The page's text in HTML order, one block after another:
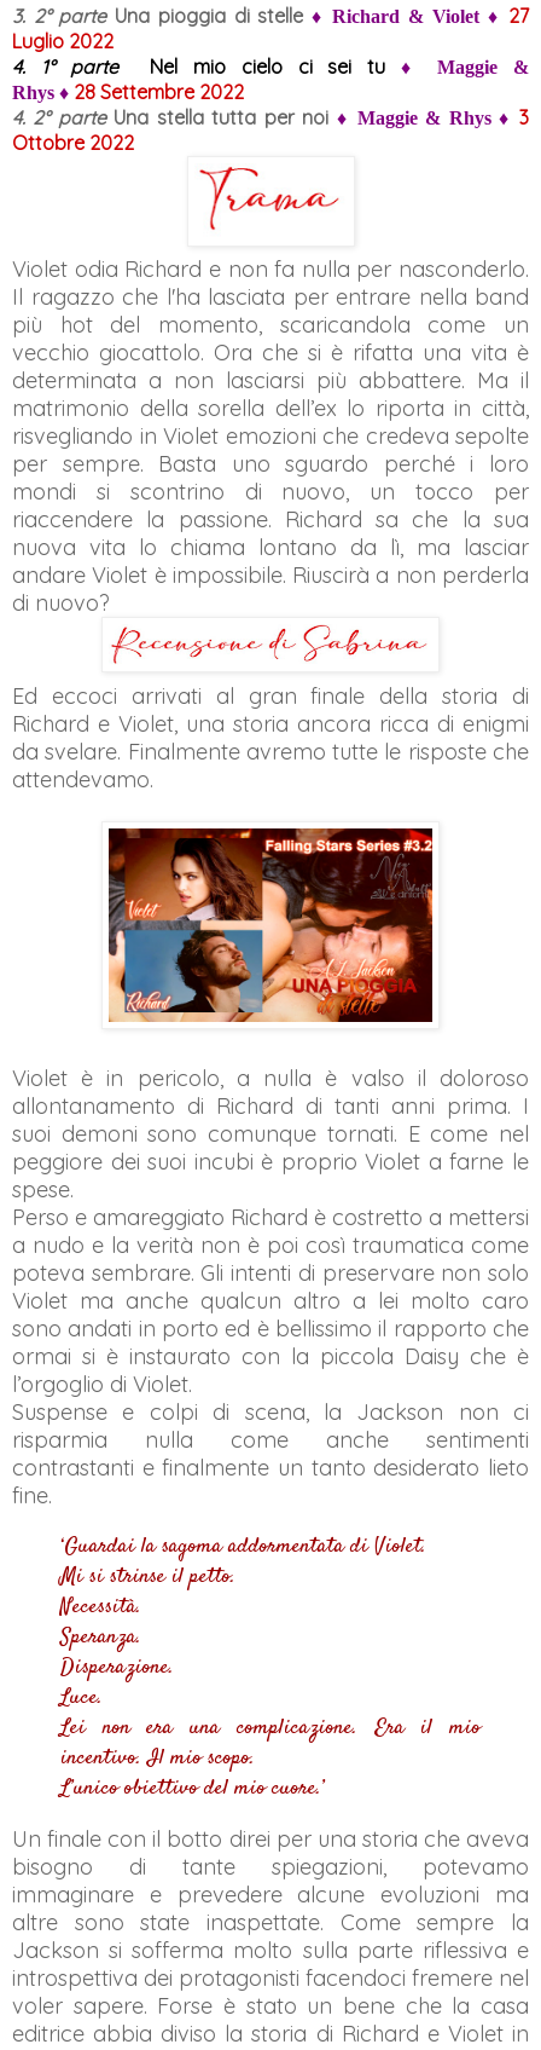
3. 2° parte Una pioggia di stelle♦ Richard & Violet ♦ 27
Luglio 2022
4.
1° parte Nel mio cielo ci sei tu♦ Maggie &
Rhys ♦ 28 Settembre 2022
4. 2° parte Una stella tutta per noi ♦ Maggie & Rhys♦ 3
Ottobre2022
Violet odia Richard e non fa nulla per nasconderlo.
Il ragazzo che l'ha lasciata per entrare nella band
più hot del momento, scaricandola come un
vecchio giocattolo. Ora che si è rifatta una vita è
determinata a non lasciarsi più abbattere. Ma il
matrimonio della sorella dell’ex lo riporta in città,
risvegliando in Violet emozioni che credeva sepolte
per sempre. Basta uno sguardo perché i loro
mondi si scontrino di nuovo, un tocco per
riaccendere la passione. Richard sa che la sua
nuova vita lo chiama lontano da lì, ma lasciar
andare Violet è impossibile. Riuscirà a non perderla
di nuovo?
Ed eccoci arrivati al gran finale della storia di
Richard e Violet, una storia ancora ricca di enigmi
da svelare. Finalmente avremo tutte le risposte che
attendevamo.
Violet è in pericolo, a nulla è valso il doloroso
allontanamento di Richard di tanti anni prima. I
suoi demoni sono comunque tornati. E come nel
peggiore dei suoi incubi è proprio Violet a farne le
spese.
Perso e amareggiato Richard è costretto a mettersi
a nudo e la verità non è poi così traumatica come
poteva sembrare. Gli intenti di preservare non solo
Violet ma anche qualcun altro a lei molto caro
sono andati in porto ed è bellissimo il rapporto che
ormai si è instaurato con la piccola Daisy che è
l’orgoglio di Violet.
Suspense e colpi di scena, la Jackson non ci
risparmia nulla come anche sentimenti
contrastanti e finalmente un tanto desiderato lieto
fine.
‘Guardai la sagoma addormentata di Violet.
Mi si strinse il petto.
Necessità.
Speranza.
Disperazione.
Luce.
Lei non era una complicazione. Era il mio
incentivo. Il mio scopo.
L’unico obiettivo del mio cuore.’
Un finale con il botto direi per una storia che aveva
bisogno di tante spiegazioni, potevamo
immaginare e prevedere alcune evoluzioni ma
altre sono state inaspettate. Come sempre la
Jackson si sofferma molto sulla parte riflessiva e
introspettiva dei protagonisti facendoci fremere nel
voler sapere. Forse è stato un bene che la casa
editrice abbia diviso la storia di Richard e Violet in